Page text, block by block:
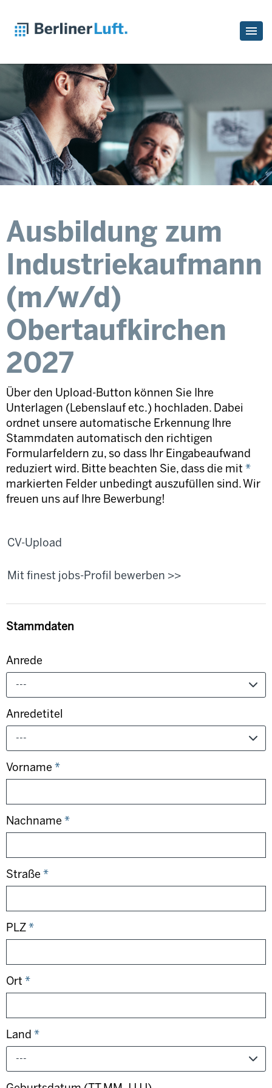
Ausbildung zum
Industriekaufmann
(m/w/d)
Obertaufkirchen
2027
Über den Upload-Button können Sie Ihre
Unterlagen (Lebenslauf etc.) hochladen. Dabei
ordnet unsere automatische Erkennung Ihre
Stammdaten automatisch den richtigen
Formularfeldern zu, so dass Ihr Eingabeaufwand
reduziert wird. Bitte beachten Sie, dass die mit *
markierten Felder unbedingt auszufüllen sind. Wir
freuen uns auf Ihre Bewerbung!
CV-Upload
Mit finest jobs-Profil bewerben >>
Stammdaten
Anrede
---
Anredetitel
---
Vorname *
Nachname *
Straße *
PLZ*
Ort *
Land *
---